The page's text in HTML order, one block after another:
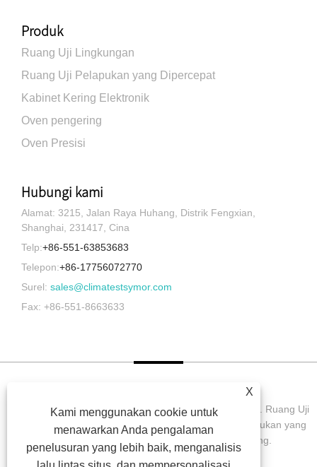
Produk
Ruang Uji Lingkungan
Ruang Uji Pelapukan yang Dipercepat
Kabinet Kering Elektronik
Oven pengering
Oven Presisi
Hubungi kami
Alamat: 3215, Jalan Raya Huhang, Distrik Fengxian,
Shanghai, 231417, Cina
Telp:+86-551-63853683
Telepon:+86-17756072770
Surel: sales@climatestsymor.com
Fax: +86-551-8663633
Hak Cipta © 2022 Symor Instrument Equipment Co., Ltd. Ruang Uji
Lingkungan, Kabinet Kering Elektronik, Ruang Uji Pelapukan yang
Dipercepat Semua Hak dilindungi undang-undang.
X
Kami menggunakan cookie untuk
menawarkan Anda pengalaman
penelusuran yang lebih baik, menganalisis